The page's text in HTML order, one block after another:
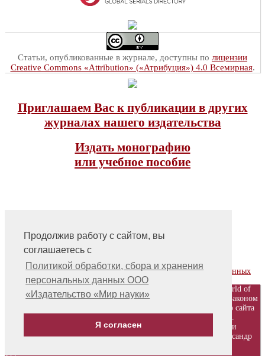
Продолжив работу с сайтом, вы
соглашаетесь с
Политикой обработки, сбора и хранения
персональных данных ООО
«Издательство «Мир науки»
Я согласен
Статьи, опубликованные в журнале, доступны по лицензии
Creative Commons «Attribution» («Атрибуция») 4.0 Всемирная.
Приглашаем Вас к публикации в других
журналах нашего издательства
Издать монографию
или учебное пособие
На главную
Контакты, учредитель, редакция
Политика обработки, сбора и хранения персональных данных
© ООО «Издательство «Мир науки» \ «Publishing company «World of
science», LLC Материалы, размещенные на сайте, охраняются Законом
о защите авторских прав. Публикация любых материалов этого сайта
Авторские права на размещенные на сайте научные публикации
принадлежат их авторам. Разработка и поддержка сайта - Александр